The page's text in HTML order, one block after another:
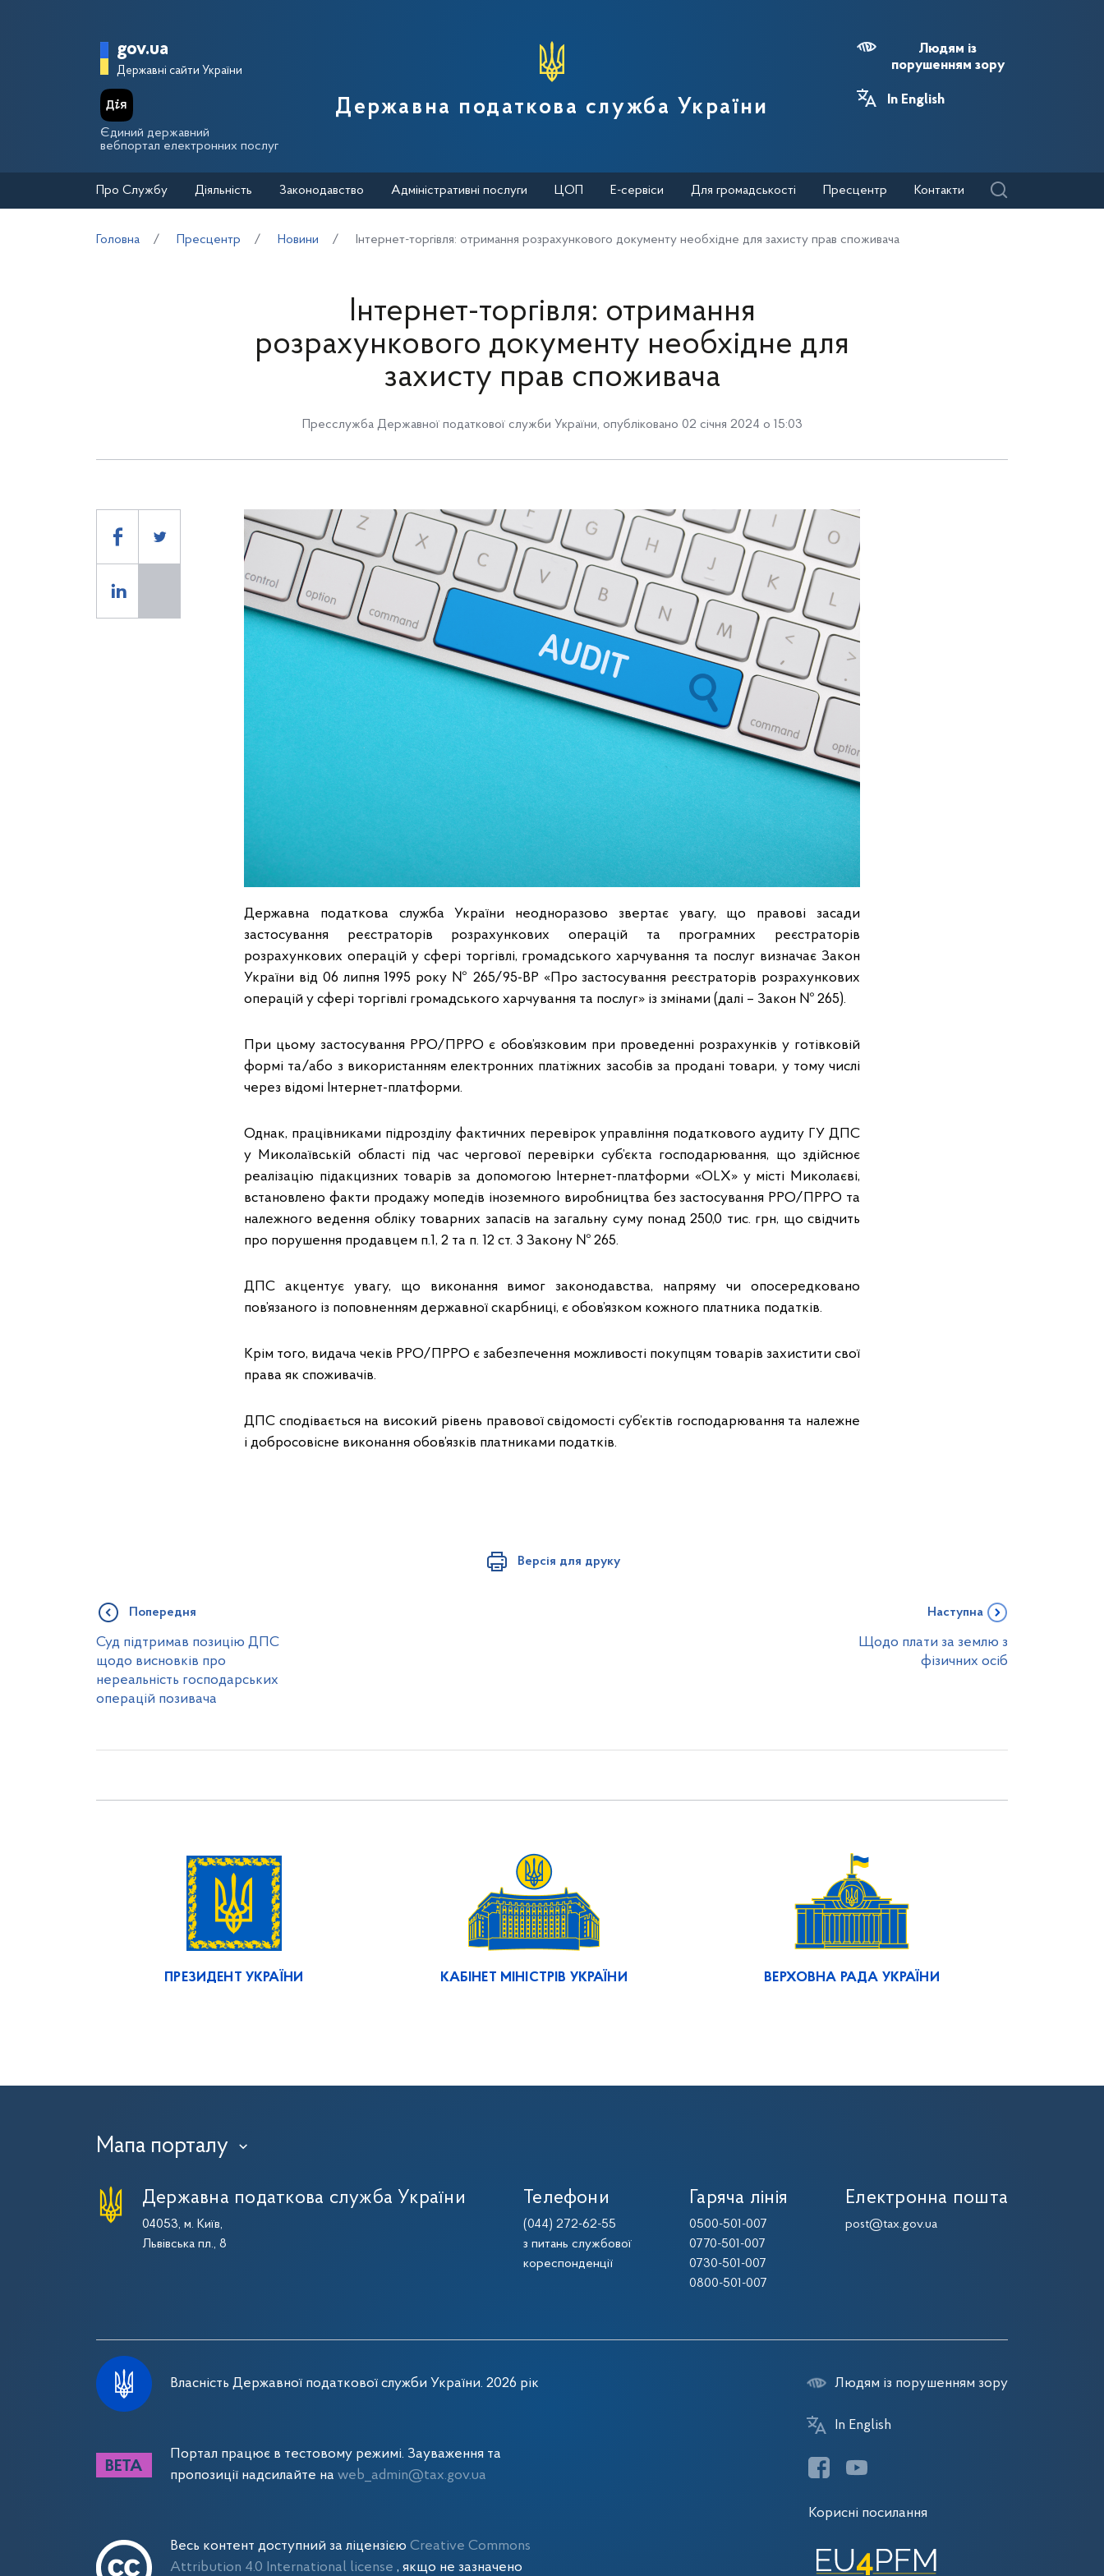
Головна сторінка Державної податкової служби України
gov.ua
Державні сайти України
Єдиний державний
вебпортал електронних послуг
Державна податкова служба України
Людям із
порушенням зору
In English
Про Службу Діяльність Законодавство Адміністративні послуги ЦОП Е-сервіси Для громадськості Пресцентр Контакти
Головна Пресцентр Новини Інтернет-торгівля: отримання розрахункового документу необхідне для захисту прав споживача
Інтернет-торгівля: отримання
розрахункового документу необхідне для
захисту прав споживача
Пресслужба Державної податкової служби України, опубліковано 02 січня 2024 о 15:03
Державна податкова служба України неодноразово звертає увагу, що правові засади
застосування реєстраторів розрахункових операцій та програмних реєстраторів
розрахункових операцій у сфері торгівлі, громадського харчування та послуг визначає Закон
України від 06 липня 1995 року № 265/95-ВР «Про застосування реєстраторів розрахункових
операцій у сфері торгівлі громадського харчування та послуг» із змінами (далі – Закон № 265).
При цьому застосування РРО/ПРРО є обов’язковим при проведенні розрахунків у готівковій
формі та/або з використанням електронних платіжних засобів за продані товари, у тому числі
через відомі Інтернет-платформи.
Однак, працівниками підрозділу фактичних перевірок управління податкового аудиту ГУ ДПС
у Миколаївській області під час чергової перевірки суб’єкта господарювання, що здійснює
реалізацію підакцизних товарів за допомогою Інтернет-платформи «OLX» у місті Миколаєві,
встановлено факти продажу мопедів іноземного виробництва без застосування РРО/ПРРО та
належного ведення обліку товарних запасів на загальну суму понад 250,0 тис. грн, що свідчить
про порушення продавцем п.1, 2 та п. 12 ст. 3 Закону № 265.
ДПС акцентує увагу, що виконання вимог законодавства, напряму чи опосередковано
пов’язаного із поповненням державної скарбниці, є обов’язком кожного платника податків.
Крім того, видача чеків РРО/ПРРО є забезпечення можливості покупцям товарів захистити свої
права як споживачів.
ДПС сподівається на високий рівень правової свідомості суб’єктів господарювання та належне
і добросовісне виконання обов’язків платниками податків.
Версія для друку
Попередня
Суд підтримав позицію ДПС
щодо висновків про
нереальність господарських
операцій позивача
Наступна
Щодо плати за землю з
фізичних осіб
ПРЕЗИДЕНТ УКРАЇНИ КАБІНЕТ МІНІСТРІВ УКРАЇНИ ВЕРХОВНА РАДА УКРАЇНИ
Мапа порталу ›
Державна податкова служба України
04053, м. Київ,
Львівська пл., 8
Телефони
(044) 272-62-55
з питань службової
кореспонденції
Гаряча лінія
0500-501-007
0770-501-007
0730-501-007
0800-501-007
Електронна пошта
post@tax.gov.ua
Власність Державної податкової служби України. 2026 рік
Портал працює в тестовому режимі. Зауваження та
пропозиції надсилайте на web_admin@tax.gov.ua
Весь контент доступний за ліцензією Creative Commons
Attribution 4.0 International license , якщо не зазначено
Людям із порушенням зору
In English
Корисні посилання